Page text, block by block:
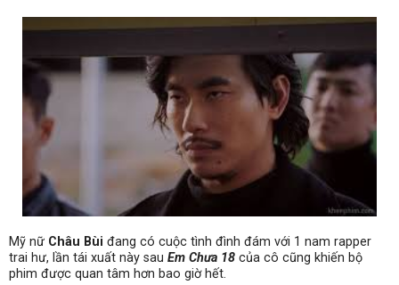
Mỹ nữ Châu Bùi đang có cuộc tình đình đám với 1 nam rapper
trai hư, lần tái xuất này sau Em Chưa 18 của cô cũng khiến bộ
phim được quan tâm hơn bao giờ hết.